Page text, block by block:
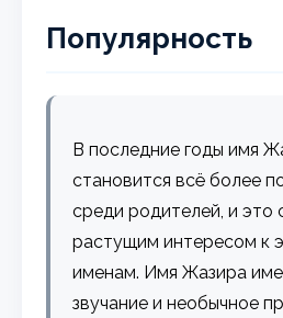
Популярность
В последние годы имя
становится всё более
среди родителей, и это
растущим интересом к
именам. Имя Жазира
звучание и необычное